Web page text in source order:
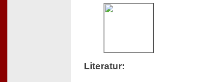
Literatur: